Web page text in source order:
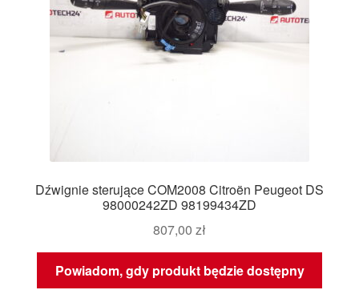
Dźwignie sterujące COM2008 Citroën Peugeot DS
98000242ZD 98199434ZD
807,00 zł
Powiadom, gdy produkt będzie dostępny